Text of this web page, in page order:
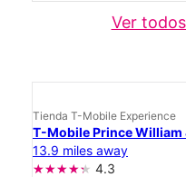
Ver
Tienda T-Mobile Experience
T-Mobile Prince William
13.9 miles away
4.3